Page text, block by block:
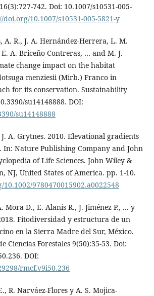
742. Doi: 10.1007/s10531-005-
doi.org/10.1007/s10531-005-5821-y
A. R., J. A. Hernández-Herrera, L. M.
A. Briceño-Contreras, … and M. J.
change impact on the habitat
menziesii (Mirb.) Franco in
for its conservation. Sustainability
su14148888. DOI:
su14148888
A. Grytnes. 2010. Elevational gradients
In: Nature Publishing Company and John
of Life Sciences. John Wiley &
NJ, United States of America. pp. 1-10.
9780470015902.a0022548
Mora D., E. Alanís R., J. Jiménez P., ... y
Fitodiversidad y estructura de un
en la Sierra Madre del Sur, México.
Ciencias Forestales 9(50):35-53. Doi:
DOI:
rmcf.v9i50.236
R. Narváez-Flores y A. S. Mojica-